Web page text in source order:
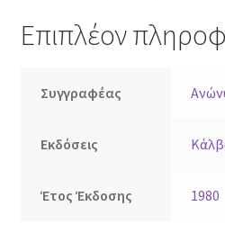
Επιπλέον
Συγγραφέας
Εκδόσεις
Έτος Έκδοσης 1980